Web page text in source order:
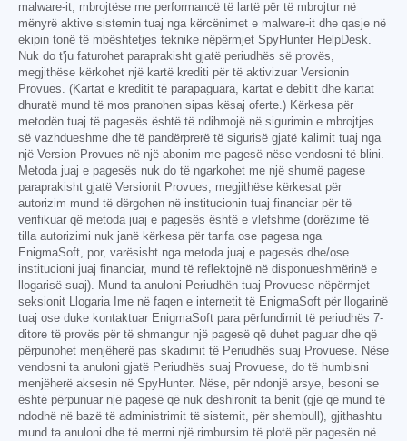
malware-it, mbrojtëse me performancë të lartë për të mbrojtur në
mënyrë aktive sistemin tuaj nga kërcënimet e malware-it dhe qasje në
ekipin tonë të mbështetjes teknike nëpërmjet SpyHunter HelpDesk.
Nuk do t'ju faturohet paraprakisht gjatë periudhës së provës,
megjithëse kërkohet një kartë krediti për të aktivizuar Versionin
Provues. (Kartat e kreditit të parapaguara, kartat e debitit dhe kartat
dhuratë mund të mos pranohen sipas kësaj oferte.) Kërkesa për
metodën tuaj të pagesës është të ndihmojë në sigurimin e mbrojtjes
së vazhdueshme dhe të pandërprerë të sigurisë gjatë kalimit tuaj nga
një Version Provues në një abonim me pagesë nëse vendosni të blini.
Metoda juaj e pagesës nuk do të ngarkohet me një shumë pagese
paraprakisht gjatë Versionit Provues, megjithëse kërkesat për
autorizim mund të dërgohen në institucionin tuaj financiar për të
verifikuar që metoda juaj e pagesës është e vlefshme (dorëzime të
tilla autorizimi nuk janë kërkesa për tarifa ose pagesa nga
EnigmaSoft, por, varësisht nga metoda juaj e pagesës dhe/ose
institucioni juaj financiar, mund të reflektojnë në disponueshmërinë e
llogarisë suaj). Mund ta anuloni Periudhën tuaj Provuese nëpërmjet
seksionit Llogaria Ime në faqen e internetit të EnigmaSoft për llogarinë
tuaj ose duke kontaktuar EnigmaSoft para përfundimit të periudhës 7-
ditore të provës për të shmangur një pagesë që duhet paguar dhe që
përpunohet menjëherë pas skadimit të Periudhës suaj Provuese. Nëse
vendosni ta anuloni gjatë Periudhës suaj Provuese, do të humbisni
menjëherë aksesin në SpyHunter. Nëse, për ndonjë arsye, besoni se
është përpunuar një pagesë që nuk dëshironit ta bënit (gjë që mund të
ndodhë në bazë të administrimit të sistemit, për shembull), gjithashtu
mund ta anuloni dhe të merrni një rimbursim të plotë për pagesën në